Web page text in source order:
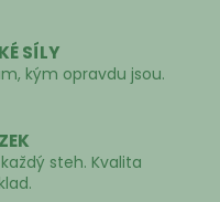
SÍLY
kým opravdu jsou.
steh. Kvalita